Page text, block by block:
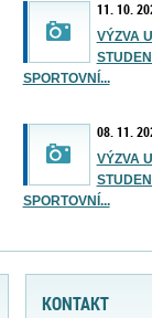
11. 10.
VÝZVA
SPORTOVNÍ...
08. 11.
VÝZVA
SPORTOVNÍ...
KONTAKT